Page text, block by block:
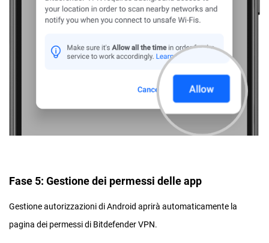
Fase 5: Gestione dei permessi delle app
Gestione autorizzazioni di Android aprirà automaticamente la
pagina dei permessi di Bitdefender VPN.